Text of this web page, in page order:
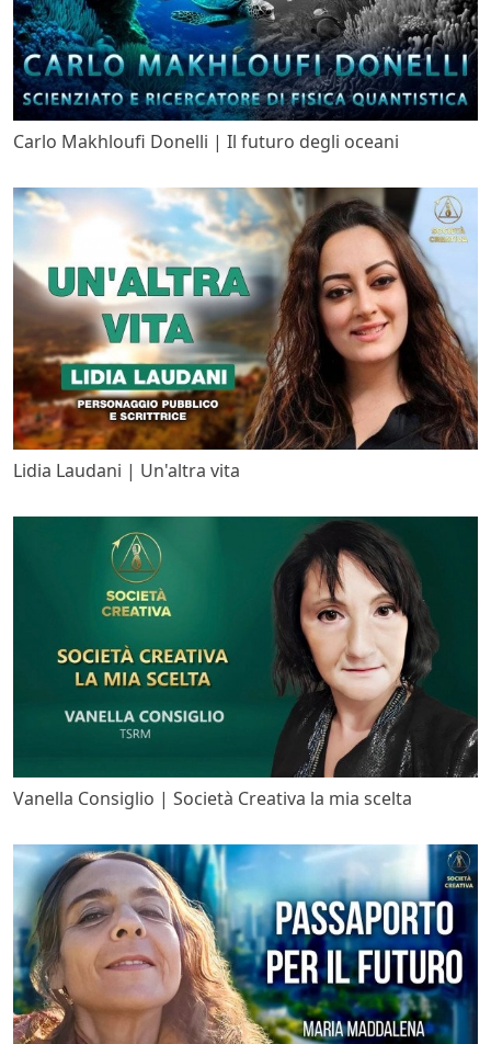
Carlo Makhloufi Donelli | Il futuro degli oceani
Lidia Laudani | Un'altra vita
Vanella Consiglio | Società Creativa la mia scelta